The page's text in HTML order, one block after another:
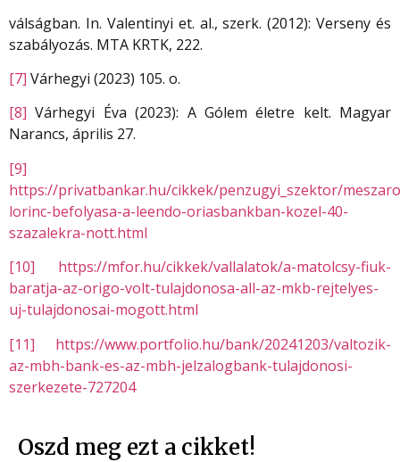
válságban. In. Valentinyi et. al., szerk. (2012): Verseny és
szabályozás. MTA KRTK, 222.
[7] Várhegyi (2023) 105. o.
[8] Várhegyi Éva (2023): A Gólem életre kelt. Magyar
Narancs, április 27.
[9]
https://privatbankar.hu/cikkek/penzugyi_szektor/
lorinc-befolyasa-a-leendo-oriasbankban-kozel-40-
szazalekra-nott.html
[10]
https://mfor.hu/cikkek/vallalatok/a-matolcsy-fiuk-
baratja-az-origo-volt-tulajdonosa-all-az-mkb-rejtelyes-
uj-tulajdonosai-mogott.html
[11]
https://www.portfolio.hu/bank/20241203/valtozik-
az-mbh-bank-es-az-mbh-jelzalogbank-tulajdonosi-
szerkezete-727204
Oszd meg ezt a cikket!